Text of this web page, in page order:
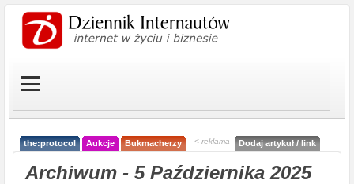
the:protocol Aukcje Bukmacherzy < reklama Dodaj artykuł / link
Archiwum - 5 Października 2025